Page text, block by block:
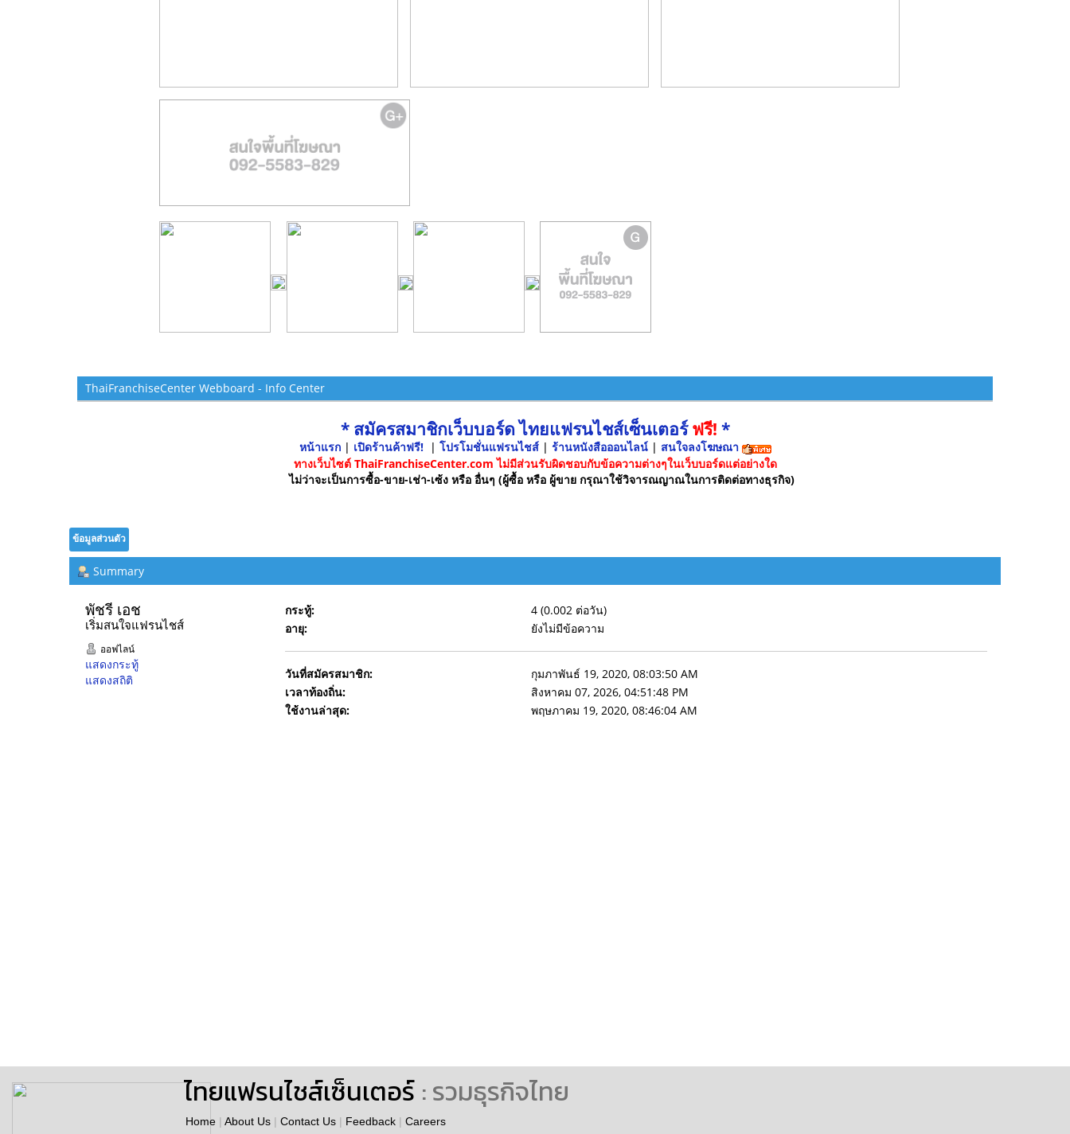
ThaiFranchiseCenter Webboard - Info Center
* สมัครสมาชิกเว็บบอร์ด ไทยแฟรนไชส์เซ็นเตอร์ฟรี! *
หน้าแรก| เปิดร้านค้าฟรี! | โปรโมชั่นแฟรนไชส์ | ร้านหนังสือออนไลน์ | สนใจลงโฆษณา
ทางเว็บไซต์ ThaiFranchiseCenter.com ไม่มีส่วนรับผิดชอบกับข้อความต่างๆในเว็บบอร์ดแต่อย่างใด
ไม่ว่าจะเป็นการซื้อ-ขาย-เช่า-เซ้ง หรือ อื่นๆ (ผู้ซื้อ หรือ ผู้ขาย กรุณาใช้วิจารณญาณในการติดต่อทางธุรกิจ)
ข้อมูลส่วนตัว
Summary
พัชรี เอช
เริ่มสนใจแฟรนไชส์
ออฟไลน์
แสดงกระทู้
แสดงสถิติ
กระทู้:
4 (0.002 ต่อวัน)
อายุ:
ยังไม่มีข้อความ
วันที่สมัครสมาชิก:
กุมภาพันธ์ 19, 2020, 08:03:50 AM
เวลาท้องถิ่น:
สิงหาคม 07, 2026, 04:51:48 PM
ใช้งานล่าสุด:
พฤษภาคม 19, 2020, 08:46:04 AM
ไทยแฟรนไชส์เซ็นเตอร์ : รวมธุรกิจไทย
Home | About Us | Contact Us | Feedback | Careers